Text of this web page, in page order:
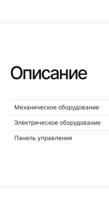
Описание
Механическое оборудование
Электрическое оборудование
Панель управления